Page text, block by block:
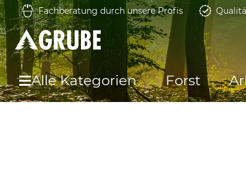
Fachberatung durch unsere Profis
Alle Kategorien Forst